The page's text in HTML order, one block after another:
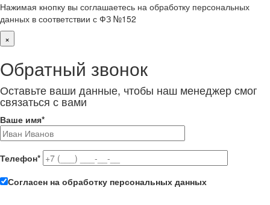
Нажимая кнопку вы соглашаетесь на обработку персональных
данных в соответствии с ФЗ №152
×
Обратный звонок
Оставьте ваши данные, чтобы наш менеджер смог
связаться с вами
Ваше имя*
Телефон*
Согласен на обработку персональных данных